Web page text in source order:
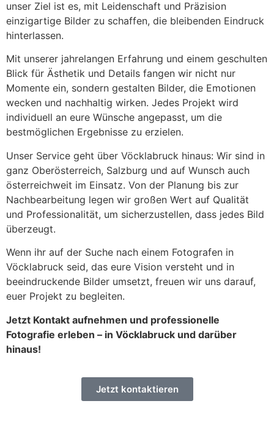
unser Ziel ist es, mit Leidenschaft und Präzision
einzigartige Bilder zu schaffen, die bleibenden Eindruck
hinterlassen.
Mit unserer jahrelangen Erfahrung und einem geschulten
Blick für Ästhetik und Details fangen wir nicht nur
Momente ein, sondern gestalten Bilder, die Emotionen
wecken und nachhaltig wirken. Jedes Projekt wird
individuell an eure Wünsche angepasst, um die
bestmöglichen Ergebnisse zu erzielen.
Unser Service geht über Vöcklabruck hinaus: Wir sind in
ganz Oberösterreich, Salzburg und auf Wunsch auch
österreichweit im Einsatz. Von der Planung bis zur
Nachbearbeitung legen wir großen Wert auf Qualität
und Professionalität, um sicherzustellen, dass jedes Bild
überzeugt.
Wenn ihr auf der Suche nach einem Fotografen in
Vöcklabruck seid, das eure Vision versteht und in
beeindruckende Bilder umsetzt, freuen wir uns darauf,
euer Projekt zu begleiten.
Jetzt Kontakt aufnehmen und professionelle
Fotografie erleben – in Vöcklabruck und darüber
hinaus!
Jetzt kontaktieren